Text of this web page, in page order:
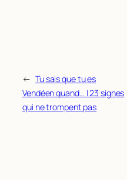
← Tu sais que tu es
Vendéen quand… | 23 signes
qui ne trompent pas